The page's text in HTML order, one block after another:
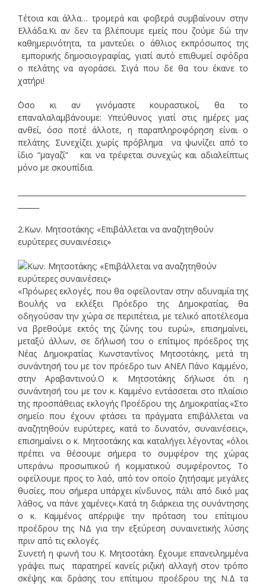
Τέτοια και άλλα… τρομερά και φοβερά συμβαίνουν στην
Ελλάδα.Κι αν δεν τα βλέπουμε εμείς που ζούμε δώ την
καθημερινότητα, τα μαντεύει ο άθλιος εκπρόσωπος της
εμπορικής δημοσιογραφίας, γιατί αυτό επιθυμεί σφόδρα
ο πελάτης να αγοράσει. Σιγά που δε θα του έκανε το
χατήρι!
΄Οσο κι αν γινόμαστε κουραστικοί, θα το
επαναλαλαμβάνουμε: Υπεύθυνος γιατί στις ημέρες μας
ανθεί, όσο ποτέ άλλοτε, η παραπληροφόρηση είναι ο
πελάτης. Συνεχίζει χωρίς πρόβλημα να ψωνίζει από το
ίδιο “μαγαζί” και να τρέφεται συνεχώς και αδιαλείπτως
μόνο με σκουπίδια.
2.Κων. Μητσοτάκης: «Επιβάλλεται να αναζητηθούν
ευρύτερες συναινέσεις»
«Πρόωρες εκλογές, που θα οφείλονταν στην αδυναμία της
Βουλής να εκλέξει Πρόεδρο της Δημοκρατίας, θα
οδηγούσαν την χώρα σε περιπέτεια, με τελικό αποτέλεσμα
να βρεθούμε εκτός της ζώνης του ευρώ», επισημαίνει,
μεταξύ άλλων, σε δήλωσή του ο επίτιμος πρόεδρος της
Νέας Δημοκρατίας Κωνσταντίνος Μητσοτάκης, μετά τη
συνάντησή του με τον πρόεδρο των ΑΝΕΛ Πάνο Καμμένο,
στην Αραβαντινού.Ο κ. Μητσοτάκης δήλωσε ότι η
συνάντησή του με τον κ. Καμμένο εντάσσεται στο πλαίσιο
της προσπάθειας εκλογής Προέδρου της Δημοκρατίας.«Στο
σημείο που έχουν φτάσει τα πράγματα επιβάλλεται να
αναζητηθούν ευρύτερες, κατά το δυνατόν, συναινέσεις»,
επισημαίνει ο κ. Μητσοτάκης και καταλήγει λέγοντας «όλοι
πρέπει να θέσουμε σήμερα το συμφέρον της χώρας
υπεράνω προσωπικού ή κομματικού συμφέροντος. Το
οφείλουμε προς το λαό, από τον οποίο ζητήσαμε μεγάλες
θυσίες, που σήμερα υπάρχει κίνδυνος, πάλι από δικό μας
λάθος, να πάνε χαμένες».Κατά τη διάρκεια της συνάντησης
ο κ. Καμμένος απέρριψε την πρόταση του επίτιμου
προέδρου της ΝΔ για την εξεύρεση συναινετικής λύσης
πριν από τις εκλογές.
Συνετή η φωνή του Κ. Μητσοτάκη. ΄Εχουμε επανειλημμένα
γράψει πως παρατηρεί κανείς ριζική αλλαγή στον τρόπο
σκέψης και δράσης του επίτιμου προέδρου της Ν.Δ τα